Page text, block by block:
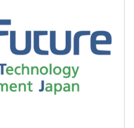
グサービス」や、近年では
ルスケア業界の業務効率化
きた実績があります。
与を下回ることもありま
社及び個人の評価に基づ